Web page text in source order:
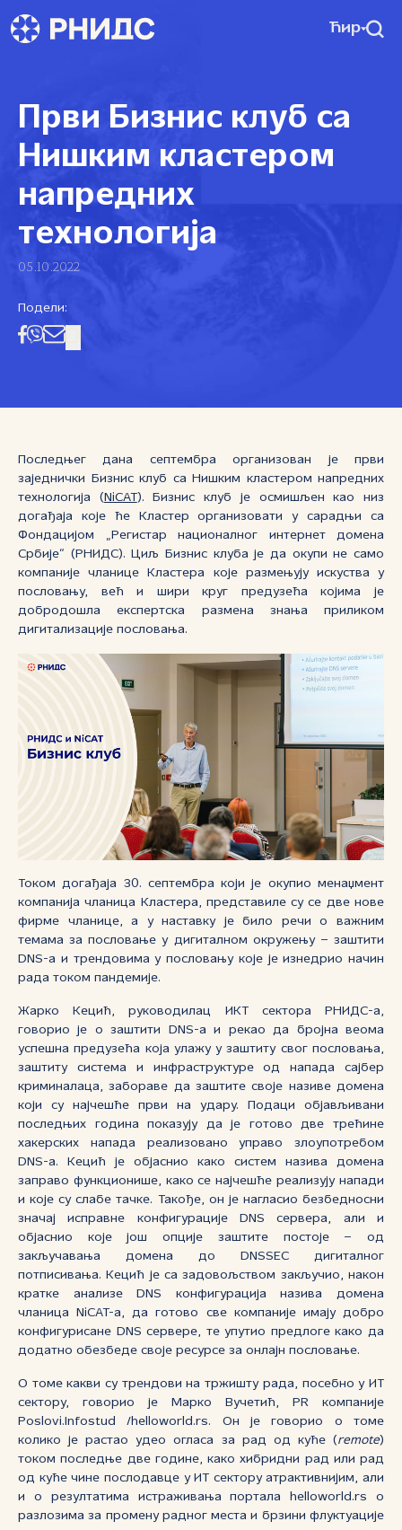
Ћир
Први Бизнис клуб са
Нишким кластером
напредних
технологија
05.10.2022
Подели:
Последњег дана септембра организован је први
заједнички Бизнис клуб са Нишким кластером напредних
технологија ( NiCAT). Бизнис клуб је осмишљен као низ
догађаја које ће Кластер организовати у сарадњи са
Фондацијом „Регистар националног интернет домена
Србије“ (РНИДС). Циљ Бизнис клуба је да окупи не само
компаније чланице Кластера које размењују искуства у
пословању, већ и шири круг предузећа којима је
добродошла експертска размена знања приликом
дигитализације пословања.
Током догађаја 30. септембра који је окупио менаџмент
компанија чланица Кластера, представиле су се две нове
фирме чланице, а у наставку је било речи о важним
темама за пословање у дигиталном окружењу – заштити
DNS-а и трендовима у пословању које је изнедрио начин
рада током пандемије.
Жарко Кецић, руководилац ИКТ сектора РНИДС-а,
говорио је о заштити DNS-a и рекао да бројна веома
успешна предузећа која улажу у заштиту свог пословања,
заштиту система и инфраструктуре од напада сајбер
криминалаца, забораве да заштите своје називе домена
који су најчешће први на удару. Подаци објављивани
последњих година показују да је готово две трећине
хакерских напада реализовано управо злоупотребом
DNS-a. Кецић је објаснио како систем назива домена
заправо функционише, како се најчешће реализују напади
и које су слабе тачке. Такође, он је нагласио безбедносни
значај исправне конфигурације DNS сервера, али и
објаснио које још опције заштите постоје – од
закључавања домена до DNSSEC дигиталног
потписивања. Кецић је са задовољством закључио, након
кратке анализе DNS конфигурација назива домена
чланица NiCAT-a, да готово све компаније имају добро
конфигурисане DNS сервере, те упутио предлоге како да
додатно обезбеде своје ресурсе за онлајн пословање.
О томе какви су трендови на тржишту рада, посебно у ИТ
сектору, говорио је Марко Вучетић, PR компаније
Poslovi.Infostud /helloworld.rs. Он је говорио о томе
колико је растао удео огласа за рад од куће (remote)
током последње две године, како хибридни рад или рад
од куће чине послодавце у ИТ сектору атрактивнијим, али
и о резултатима истраживања портала helloworld.rs о
разлозима за промену радног места и брзини флуктуације